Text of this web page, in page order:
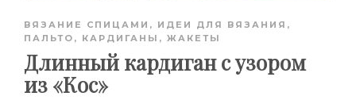
ВЯЗАНИЕ СПИЦАМИ , ИДЕИ ДЛЯ ВЯЗАНИЯ ,
ПАЛЬТО, КАРДИГАНЫ, ЖАКЕТЫ
Длинный кардиган с узором
из «Кос»